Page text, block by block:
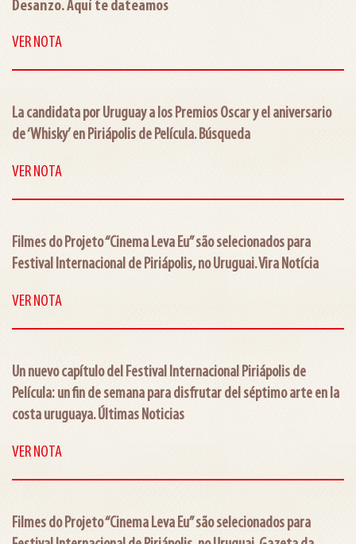
Desanzo. Aquí te dateamos
VER NOTA
La candidata por Uruguay a los Premios Oscar y el aniversario
de ‘Whisky’ en Piriápolis de Película. Búsqueda
VER NOTA
Filmes do Projeto “Cinema Leva Eu” são selecionados para
Festival Internacional de Piriápolis, no Uruguai. Vira Notícia
VER NOTA
Un nuevo capítulo del Festival Internacional Piriápolis de
Película: un fin de semana para disfrutar del séptimo arte en la
costa uruguaya. Últimas Noticias
VER NOTA
Filmes do Projeto “Cinema Leva Eu” são selecionados para